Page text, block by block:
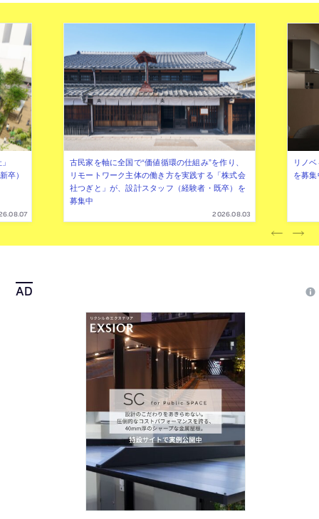
卒）
古民家を軸に全国で“価値循環の仕組み”を作り、
リモートワーク主体の働き方を実践する「株式会
社つぎと」が、設計スタッフ（経験者・既卒）を
募集中
2026.08.03
リノ
を募